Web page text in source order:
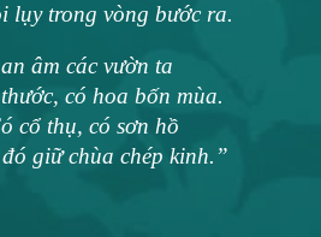
lụy trong vòng bước ra.
âm các vườn ta
có hoa bốn mùa.
cổ thụ, có sơn hồ
giữ chùa chép kinh.”